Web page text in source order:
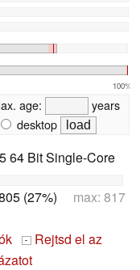
100%
age:
years
desktop
64 Bit Single-Core
(27%) max: 817
- Rejtsd el az